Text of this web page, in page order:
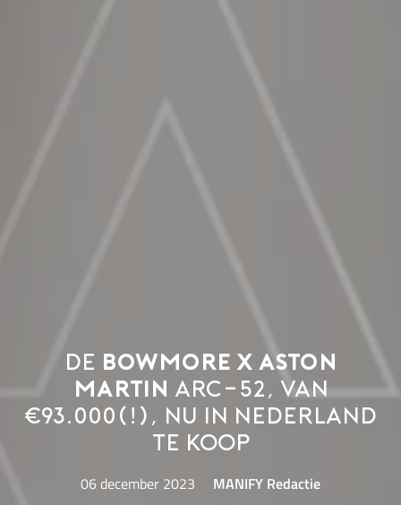
De Bowmore x Aston
Martin ARC-52, van
€93.000(!), nu in Nederland
te koop
06 december 2023 MANIFY Redactie